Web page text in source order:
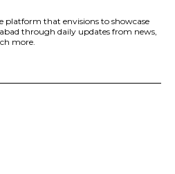
platform that envisions to showcase
through daily updates from news,
more.